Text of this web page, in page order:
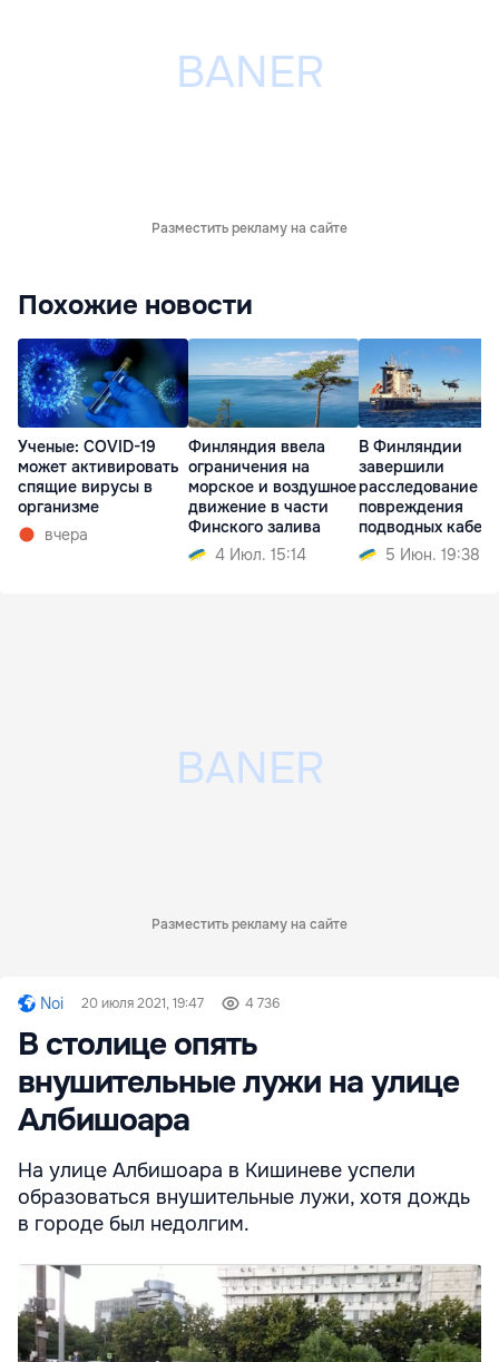
Разместить рекламу на сайте
Похожие новости
Ученые: COVID-19
может активировать
спящие вирусы в
организме
вчера
Финляндия ввела
ограничения на
морское и воздушное
движение в части
Финского залива
4 Июл. 15:14
В Финляндии
завершили
расследование
повреждения
подводных
судном Fitburg
5 Июн. 19:38
Разместить рекламу на сайте
Noi 20 июля 2021, 19:47 4 736
В столице опять
внушительные лужи на улице
Албишоара
На улице Албишоара в Кишиневе успели
образоваться внушительные лужи, хотя дождь
в городе был недолгим.